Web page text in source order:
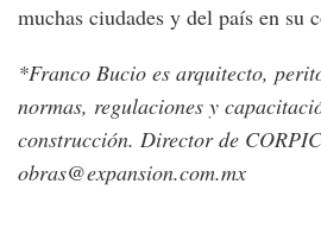
muchas ciudades y del país en su
*Franco Bucio es arquitecto,
normas, regulaciones y
construcción. Director de
obras@expansion.com.mx